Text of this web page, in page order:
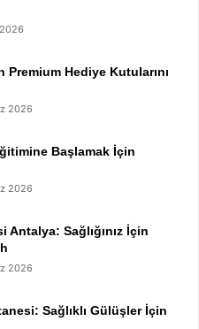
Premium Hediye Kutularını
2026
Başlamak İçin
2026
Sağlığınız İçin
2026
Sağlıklı Gülüşler İçin